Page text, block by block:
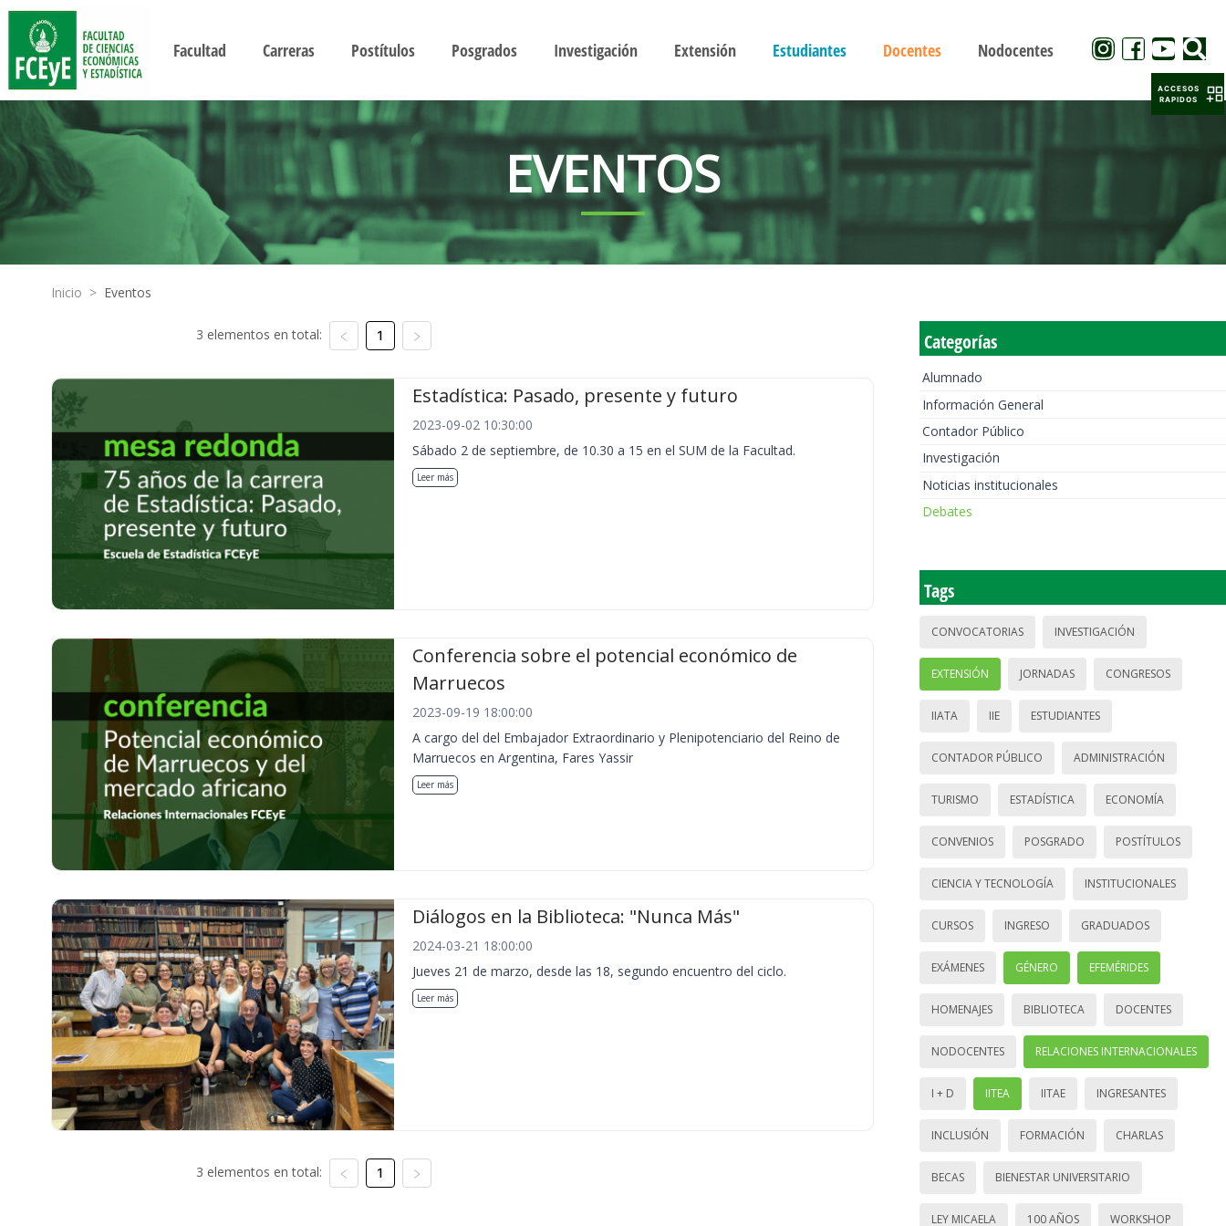
Facultad Carreras Postítulos Posgrados Investigación Extensión Estudiantes Docentes Nodocentes
EVENTOS
Inicio > Eventos
3 elementos en total: 1
Estadística: Pasado, presente y futuro
2023-09-02 10:30:00
Sábado 2 de septiembre, de 10.30 a 15 en el SUM de la Facultad.
Leer más
Conferencia sobre el potencial económico de
Marruecos
2023-09-19 18:00:00
A cargo del del Embajador Extraordinario y Plenipotenciario del Reino de
Marruecos en Argentina, Fares Yassir
Leer más
Diálogos en la Biblioteca: "Nunca Más"
2024-03-21 18:00:00
Jueves 21 de marzo, desde las 18, segundo encuentro del ciclo.
Leer más
3 elementos en total: 1
Categorías
Alumnado
Información General
Contador Público
Investigación
Noticias institucionales
Debates
Tags
CONVOCATORIAS INVESTIGACIÓN
EXTENSIÓN JORNADAS CONGRESOS
IIATA IIE ESTUDIANTES
CONTADOR PÚBLICO ADMINISTRACIÓN
TURISMO ESTADÍSTICA ECONOMÍA
CONVENIOS POSGRADO POSTÍTULOS
CIENCIA Y TECNOLOGÍA INSTITUCIONALES
CURSOS INGRESO GRADUADOS
EXÁMENES GÉNERO EFEMÉRIDES
HOMENAJES BIBLIOTECA DOCENTES
NODOCENTES RELACIONES INTERNACIONALES
I + D IITEA IITAE INGRESANTES
INCLUSIÓN FORMACIÓN CHARLAS
BECAS BIENESTAR UNIVERSITARIO
LEY MICAELA 100 AÑOS WORKSHOP
ACCESOS
RAPIDOS